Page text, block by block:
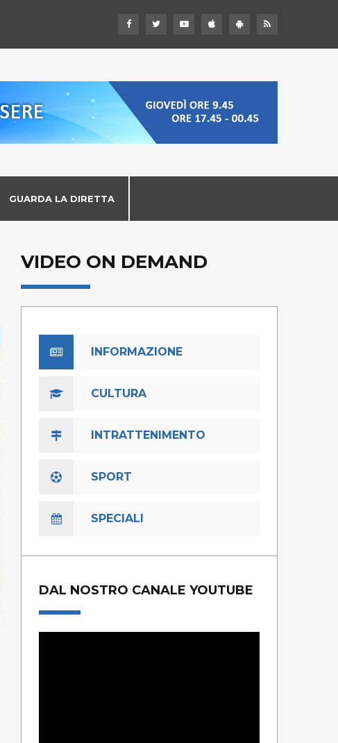
GUARDA LA DIRETTA
VIDEO ON DEMAND
INFORMAZIONE
CULTURA
INTRATTENIMENTO
SPORT
SPECIALI
DAL NOSTRO CANALE YOUTUBE